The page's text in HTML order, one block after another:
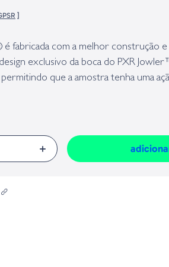
]
fabricada com a melhor construção e
exclusivo da boca do PXR
que a amostra tenha uma
velocidade. O rattle de dupla
Series® e cauda traseira com
de superfície completa para a captura